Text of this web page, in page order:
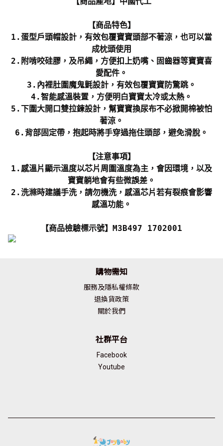
【商品特色】
1.蛋型戶頭帽設計，有效包覆寶寶頭部不著涼，也可以當
成枕頭使用
2.附啃咬硅膠，及吊繩，方便扣上奶嘴、固齒器等寶寶喜
愛配件。
3.內裡肚圍魔鬼氈設計，有效包覆寶寶防驚跳。
4.智能感溫裝置，方便明白寶寶太冷或太熱。
5.下圍大開口雙拉鍊設計，幫寶寶換尿布不必掀開棉被怕
著涼。
6.背部固定帶，抱起時將手穿過拖住頭部，避免滑脫。
【注意事項】
1.感溫片顯示溫度以芯片周圍溫度為主，會因環境，以及
寶寶躺地會有些微誤差。
2.洗滌時建議手洗，請勿機洗，感溫芯片若有裂痕會影響
感溫功能。
【商品檢驗標示號】M3B497 1702001
購物需知
服務及隱私權條款
退換貨政策
關於我們
社群平台
Facebook
Youtube